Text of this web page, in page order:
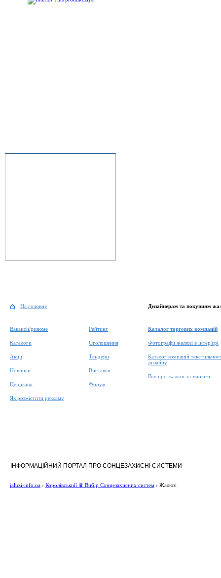
На головну
Вакансії/резюме
Каталоги
Акції
Новинки
Це цікаво
Як розмістити рекламу
Рейтинг
Оголошення
Тендери
Виставки
Форум
Дизайнерам та покупцям
Каталог торгових компаній
Фотографії жалюзі в інтер'єрі
Каталог компаній
дизайну
Все про жалюзі та маркізи
ІНФОРМАЦІЙНИЙ ПОРТАЛ ПРО СОНЦЕЗАХИСНІ СИСТЕМИ
jaluzi-info.ua › Королівський ♛ Вибір Сонцезахисних систем › Жалюзі